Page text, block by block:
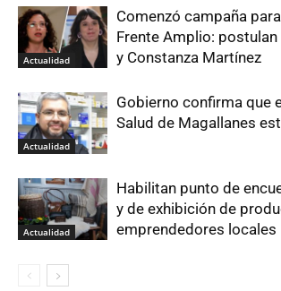
Actualidad
Comenzó campaña
Frente Amplio: postulan
y Constanza Martínez
Actualidad
Gobierno confirma que
Salud de Magallanes
Actualidad
Habilitan punto de
y de exhibición de
emprendedores locales